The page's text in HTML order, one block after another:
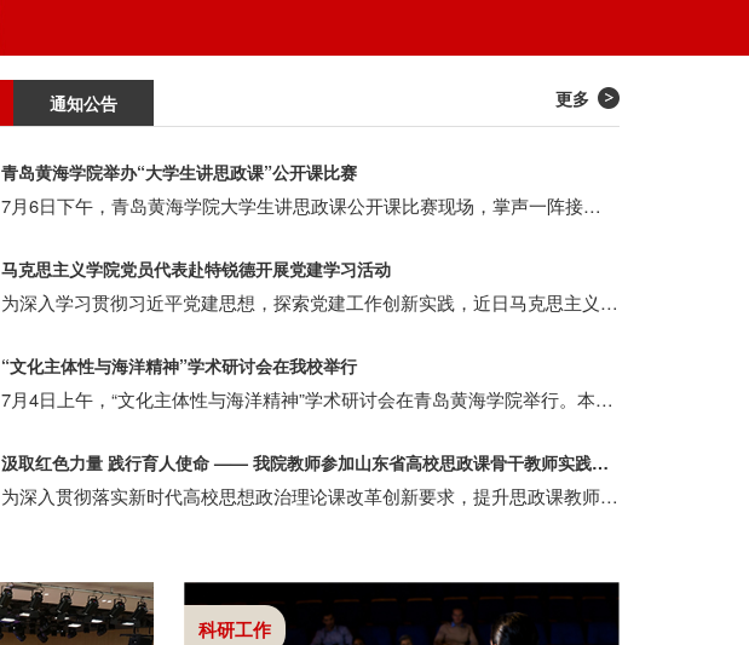
通知公告 更多
青岛黄海学院举办“大学生讲思政课”公开课比赛
7月6日下午，青岛黄海学院大学生讲思政课公开课比赛现场，掌声一阵接一阵。10位从各学院脱颖而出的青年学子站上讲台，不再是坐在台下记笔记的听众，而是手握麦克风的主讲人。作为青岛黄海学院第一届"大学生讲思政课"公开课比赛，今年4月启动，前后历时三个月，经过作品征集、作品评审、现场展示三个阶段，最终10位选手站上了决赛讲台，让思政课完成了一次从我听讲到我来讲的精彩转身。
马克思主义学院党员代表赴特锐德开展党建学习活动
为深入学习贯彻习近平党建思想，探索党建工作创新实践，近日马克思主义学院党总支组织党员代表，在党总支副书记朱秋莲带领下，赴青岛特锐德电气股份有限公司开展党建学习活动，实地参观特锐德“生态党建”阵地，感受企业党建的“红色引擎”力量。
“文化主体性与海洋精神”学术研讨会在我校举行
7月4日上午，“文化主体性与海洋精神”学术研讨会在青岛黄海学院举行。本次研讨会由青岛黄海学院马克思主义学院承办，依托山东省哲学社会科学创新发展研究会、青岛黄海学院马克思主义中国化时代化研究中心平台，汇聚省内外社科领域、海洋文化研究、思政教育领域专家学者，围绕文化主体性建构、中华海洋精神传承、海洋红色文化育人等前沿议题开展学术交流。
汲取红色力量 践行育人使命 —— 我院教师参加山东省高校思政课骨干教师实践研修项目培训
为深入贯彻落实新时代高校思想政治理论课改革创新要求，提升思政课教师实践教学能力与综合素养，近日，我院四位教师赴威海参加了由山东省教育厅主办、威海职业学院承办的2026年山东省高等学校思政课骨干教师实践研修培训。
科研工作